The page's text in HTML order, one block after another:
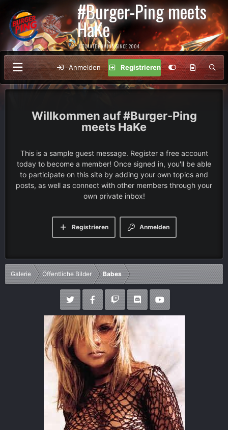
#Burger-Ping meets
HaKe
ULTIMATE GAMING SINCE 2004
Anmelden Registrieren
#Burger-Ping
meets HaKe
This is a sample guest message. Register a free account
today to become a member! Once signed in, you'll be able
to participate on this site by adding your own topics and
posts, as well as connect with other members through your
own private inbox!
Anmelden
Registrieren
Galerie Öffentliche Bilder Babes